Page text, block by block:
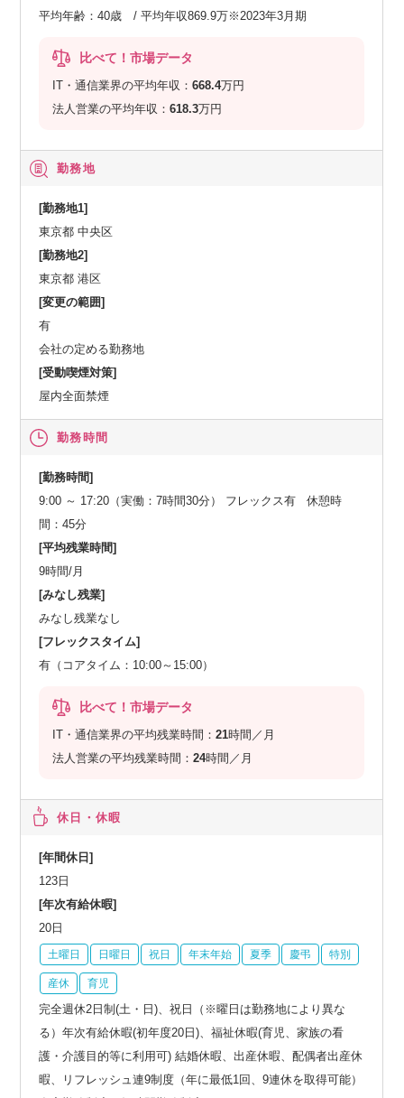
平均年齢：40歳 / 平均年収869.9万※2023年3月期
比べて！市場データ
IT・通信業界の平均年収：668.4万円
法人営業の平均年収：618.3万円
勤務地
[勤務地1]
東京都 中央区
[勤務地2]
東京都 港区
[変更の範囲]
有
会社の定める勤務地
[受動喫煙対策]
屋内全面禁煙
勤務時間
[勤務時間]
9:00 ～ 17:20（実働：7時間30分） フレックス有 休憩時
間：45分
[平均残業時間]
9時間/月
[みなし残業]
みなし残業なし
[フレックスタイム]
有（コアタイム：10:00～15:00）
比べて！市場データ
IT・通信業界の平均残業時間：21時間／月
法人営業の平均残業時間：24時間／月
休日・休暇
[年間休日]
123日
[年次有給休暇]
20日
土曜日 日曜日 祝日 年末年始 夏季 慶弔 特別
産休 育児
完全週休2日制(土・日)、祝日（※曜日は勤務地により異な
る）年次有給休暇(初年度20日)、福祉休暇(育児、家族の看
護・介護目的等に利用可) 結婚休暇、出産休暇、配偶者出産休
暇、リフレッシュ連9制度（年に最低1回、9連休を取得可能）